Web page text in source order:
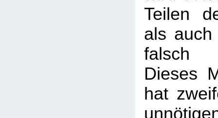
Teilen
als auch
falsch
Dieses
hat